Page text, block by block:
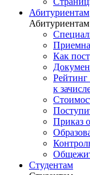
Абитуриентам
Абитуриентам
Как
Рейтинг
к
Приказ
Студентам